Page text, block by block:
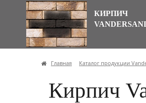
КИРПИЧ
Главная Каталог продукции
Кирпич